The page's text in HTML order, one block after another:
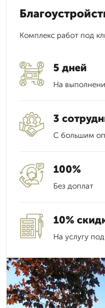
Комплекс работ под
5 дней
На
3
С большим
100%
Без доплат
10%
На услугу